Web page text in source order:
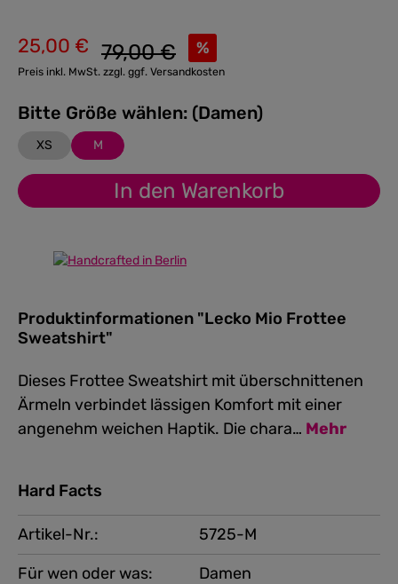
Verkaufspreis:
25,00 € %
Regulärer Preis:
79,00 €
Preis inkl. MwSt. zzgl. ggf. Versandkosten
Bitte Größe wählen: (Damen)
XS M
In den Warenkorb
Produktinformationen "Lecko Mio Frottee
Sweatshirt"
Dieses Frottee Sweatshirt mit überschnittenen
Ärmeln verbindet lässigen Komfort mit einer
angenehm weichen Haptik. Die chara… Mehr
Hard Facts
Artikel-Nr.:
5725-M
Für wen oder was:
Damen